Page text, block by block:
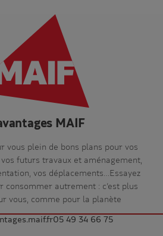
MAIF
vous plein de bons plans pour vos
futurs travaux et aménagement,
vos déplacements…Essayez
consommer autrement : c’est plus
vous, comme pour la planète
05 49 34 66 75